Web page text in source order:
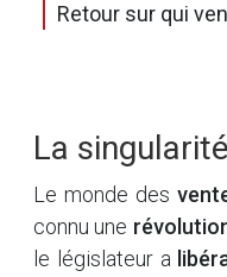
Retour sur qui
La
Le monde des
connu une
le législateur a